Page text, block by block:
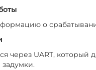
о
через UART,